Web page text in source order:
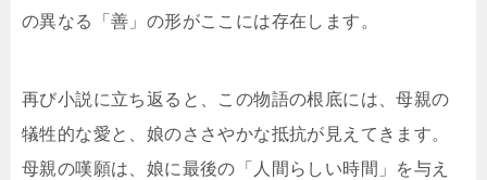
の異なる「善」の形がここには存在します。
再び小説に立ち返ると、この物語の根底には、母親の
犠牲的な愛と、娘のささやかな抵抗が見えてきます。
母親の嘆願は、娘に最後の「人間らしい時間」を与え